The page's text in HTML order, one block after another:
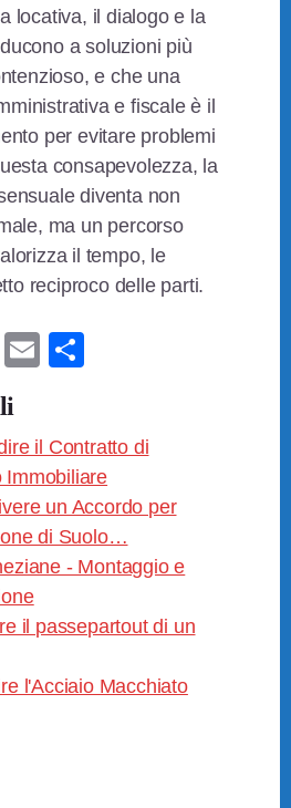
locativa, il dialogo e la
a soluzioni più
e che una
e fiscale è il
per evitare problemi
consapevolezza, la
diventa non
ma un percorso
il tempo, le
reciproco delle parti.
Pi
E
di
vi
di
il Contratto di
Immobiliare
un Accordo per
di Suolo…
- Montaggio e
il passepartout di un
l'Acciaio Macchiato